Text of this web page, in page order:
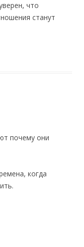
что
станут
почему они
когда